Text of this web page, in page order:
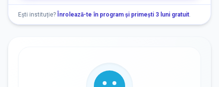
Nu există informații despre locuri libere
Ești instituție? Înrolează-te în program și primești 3 luni gratuit.